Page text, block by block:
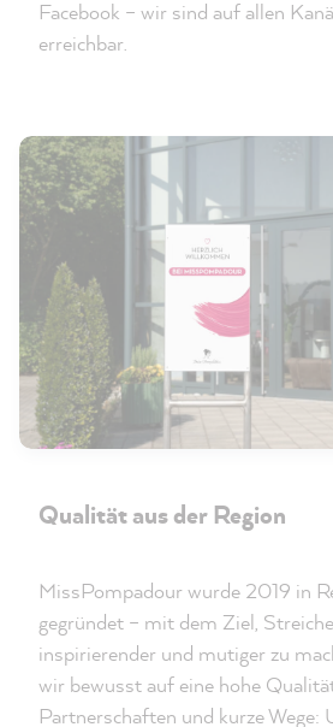
Facebook – wir sind auf allen
erreichbar.
Qualität aus der Region
MissPompadour wurde 2019 in
gegründet – mit dem Ziel,
inspirierender und mutiger zu
wir bewusst auf eine hohe
Partnerschaften und kurze Wege: